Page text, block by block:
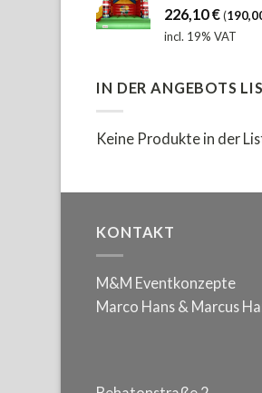
226,10€ (
incl. 19% VAT
IN DER ANGEBOTS
Keine Produkte in der
KONTAKT
M&M Eventkonzepte
Marco Hans & Marcus